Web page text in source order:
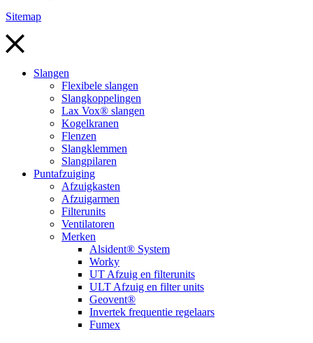
Sitemap
Slangen
Flexibele slangen
Slangkoppelingen
Lax Vox® slangen
Kogelkranen
Flenzen
Slangklemmen
Slangpilaren
Puntafzuiging
Afzuigkasten
Afzuigarmen
Filterunits
Ventilatoren
Merken
Alsident® System
Worky
UT Afzuig en filterunits
ULT Afzuig en filter units
Geovent®
Invertek frequentie regelaars
Fumex